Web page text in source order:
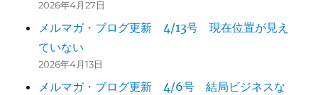
2026年4月27日
メルマガ・ブログ更新 4/13号 現在位置が見え
ていない
2026年4月13日
メルマガ・ブログ更新 4/6号 結局ビジネスな